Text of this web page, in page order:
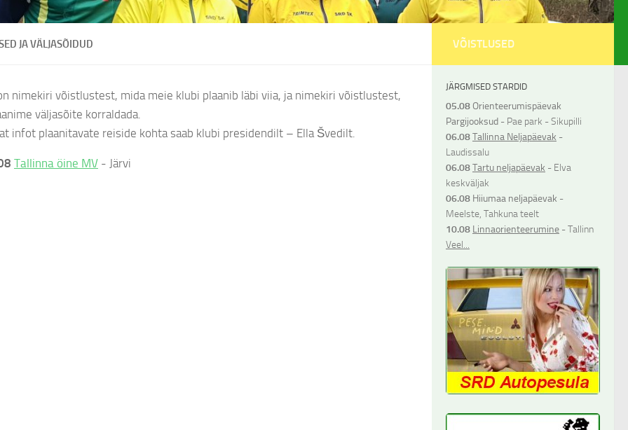
JA VÄLJASÕIDUD
nimekiri võistlustest, mida meie klubi plaanib läbi viia, ja nimekiri võistlustest,
väljasõite korraldada.
infot plaanitavate reiside kohta saab klubi presidendilt – Ella Švedilt.
Tallinna öine MV - Järvi
VÕISTLUSED
JÄRGMISED STARDID
05.08 Orienteerumispäevak
Pargijooksud - Pae park - Sikupilli
06.08Tallinna Neljapäevak -
Laudissalu
06.08Tartu neljapäevak - Elva
keskväljak
06.08 Hiiumaa neljapäevak -
Meelste, Tahkuna teelt
10.08 Linnaorienteerumine - Tallinn
Veel...